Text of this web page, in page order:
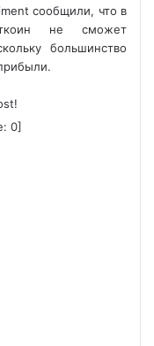
сообщили, что в
не сможет
большинство
0]